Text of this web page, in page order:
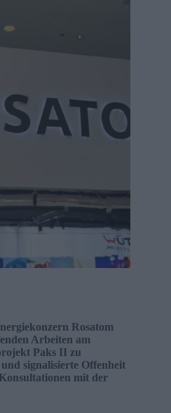
Rosatom
Arbeiten am
Paks II zu
signalisierte Offenheit
mit der